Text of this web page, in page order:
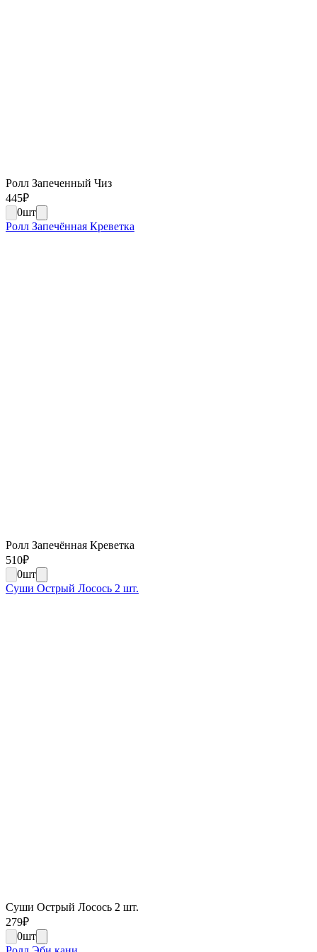
Ролл Запеченный Чиз
445₽
0шт
Ролл Запечённая Креветка
Ролл Запечённая Креветка
510₽
0шт
Суши Острый Лосось 2 шт.
Суши Острый Лосось 2 шт.
279₽
0шт